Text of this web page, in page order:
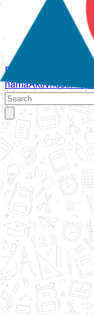
Početna
namaAktivnostiPropisi